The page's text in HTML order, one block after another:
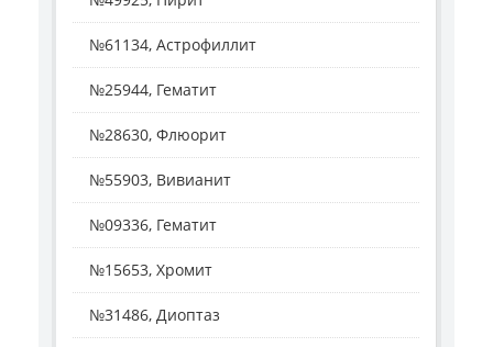
№61134, Астрофиллит
№25944, Гематит
№28630, Флюорит
№55903, Вивианит
№09336, Гематит
№15653, Хромит
№31486, Диоптаз